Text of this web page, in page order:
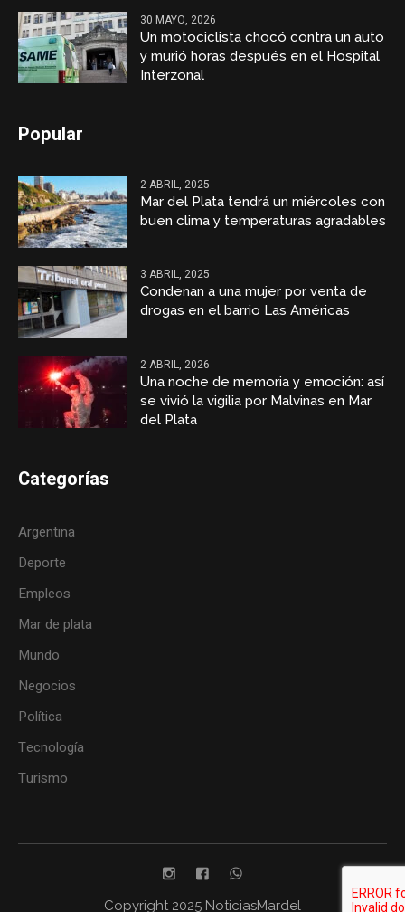
30 MAYO, 2026
Un motociclista chocó contra un auto
y murió horas después en el Hospital
Interzonal
Popular
2 ABRIL, 2025
Mar del Plata tendrá un miércoles con
buen clima y temperaturas agradables
3 ABRIL, 2025
Condenan a una mujer por venta de
drogas en el barrio Las Américas
2 ABRIL, 2026
Una noche de memoria y emoción: así
se vivió la vigilia por Malvinas en Mar
del Plata
Categorías
Argentina
Deporte
Empleos
Mar de plata
Mundo
Negocios
Política
Tecnología
Turismo
Copyright 2025 NoticiasMardel